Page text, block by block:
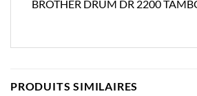
BROTHER DRUM DR 2200
PRODUITS SIMILAIRES